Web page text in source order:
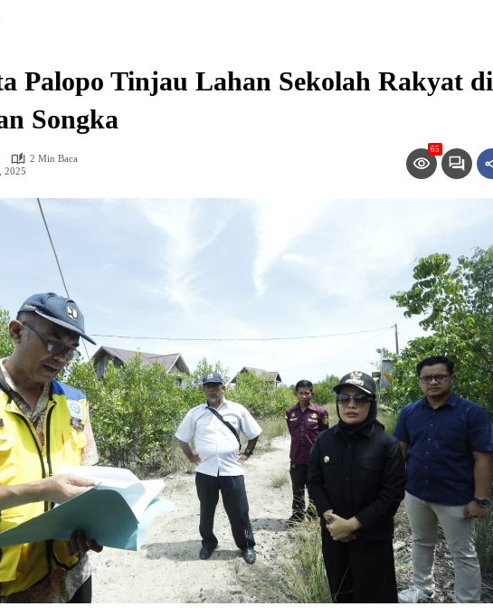
Palopo Tinjau Lahan Sekolah Rakyat di
Songka
2 Min Baca
2025
65